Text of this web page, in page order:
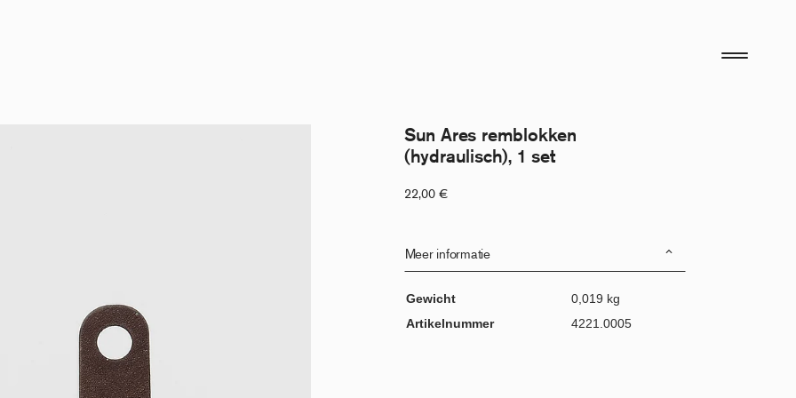
Sun Ares remblokken
(hydraulisch), 1 set
22,00 €
Meer informatie
Gewicht
0,019 kg
Artikelnummer
4221.0005